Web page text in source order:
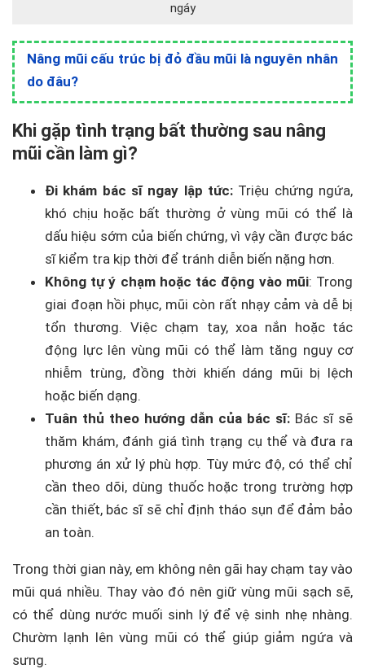
ngáy
Nâng mũi cấu trúc bị đỏ đầu mũi là nguyên nhân
do đâu?
Khi gặp tình trạng bất thường sau nâng
mũi cần làm gì?
Đi khám bác sĩ ngay lập tức: Triệu chứng ngứa,
khó chịu hoặc bất thường ở vùng mũi có thể là
dấu hiệu sớm của biến chứng, vì vậy cần được bác
sĩ kiểm tra kịp thời để tránh diễn biến nặng hơn.
Không tự ý chạm hoặc tác động vào mũi: Trong
giai đoạn hồi phục, mũi còn rất nhạy cảm và dễ bị
tổn thương. Việc chạm tay, xoa nắn hoặc tác
động lực lên vùng mũi có thể làm tăng nguy cơ
nhiễm trùng, đồng thời khiến dáng mũi bị lệch
hoặc biến dạng.
Tuân thủ theo hướng dẫn của bác sĩ: Bác sĩ sẽ
thăm khám, đánh giá tình trạng cụ thể và đưa ra
phương án xử lý phù hợp. Tùy mức độ, có thể chỉ
cần theo dõi, dùng thuốc hoặc trong trường hợp
cần thiết, bác sĩ sẽ chỉ định tháo sụn để đảm bảo
an toàn.
Trong thời gian này, em không nên gãi hay chạm tay vào
mũi quá nhiều. Thay vào đó nên giữ vùng mũi sạch sẽ,
có thể dùng nước muối sinh lý để vệ sinh nhẹ nhàng.
Chườm lạnh lên vùng mũi có thể giúp giảm ngứa và
sưng.